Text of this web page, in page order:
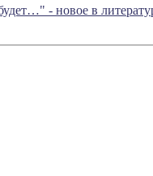
- новое в